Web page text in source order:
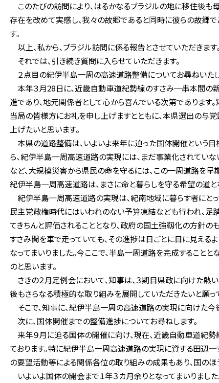
このたびの訪問により、はるかなるブラジルの地に移住後も
存在を改めて実感し、我々の故郷であると同時に彼らの故郷
す。
以上、私から、ブラジル訪問に係る報告とさせていただきます
それでは、引き続き質問に入らせていただきます。
２点目の紀伊半島一周の高速道路整備についてお尋ねいたし
本年３月28日に、近畿自動車道紀勢線のすさみ─串本間の
進であり、地元関係者として心から喜んでいる次第でありま
当局の皆様方にお礼を申し上げますとともに、本県選出の
上げたいと思います。
本県の道路整備は、いよいよ来年に迫った国体開催という目
ら、紀伊半島一周高速道路の実現には、まだ事業化されてい
など、大規模災害から県民の命を守るには、この一周道路を早
紀伊半島一周高速道路は、まさに命と暮らしを守る希望の道と
紀伊半島一周高速道路の実現は、紀南地域に暮らす者にと
民主党政権時代にはいわれのない予算凍結なども行われ、足
てきちんと評価されることとなり、政府の国土強靱化の方針
すさみ間を車で走っていても、その進捗は日ごとに目に見える
なってまいりました。今ここで、半島一周道路を完成すること
のと思います。
さきの２月定例会において、知事は、３期目県政に向けた熱
後もさらなる積極的な取り組みを展開していただきたいと願っ
そこで、知事に、紀伊半島一周の高速道路の実現に向けた今
次に、国体開催までの整備進捗についてお尋ねします。
来年９月に迫る国体の開催に向け、現在、近畿自動車道紀
ております。特に紀伊半島一周高速道路の実現に資する田辺─
の要望活動等による関係各位の取り組みの成果もあり、国の
いよいよ国体の開会まで１年３カ月余りとなってまいりまし